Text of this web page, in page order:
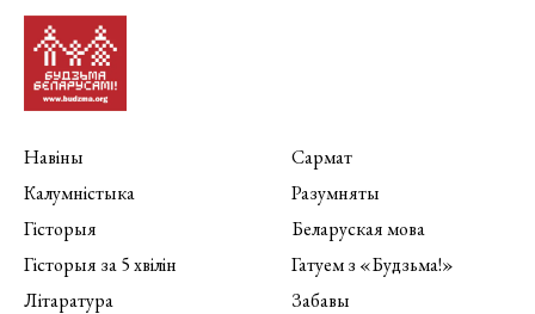
Навіны
Калумністыка
Гісторыя
Гісторыя за 5 хвілін
Літаратура
Сармат
Разумняты
Беларуская мова
Гатуем з «Будзьма!»
Забавы